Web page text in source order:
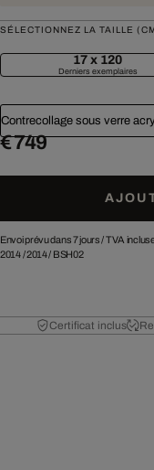
SÉLECTIONNEZ LA TAILLE
17 x 120
Derniers exemplaires
Contrecollage sous verre
€ 749
Envoi prévu dans 7 jours /TVA
2014/2014/ BSH02
Certificat inclus